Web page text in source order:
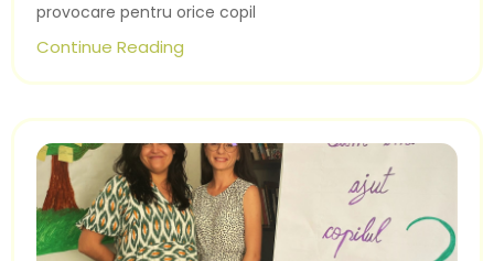
provocare pentru orice copil
Continue Reading